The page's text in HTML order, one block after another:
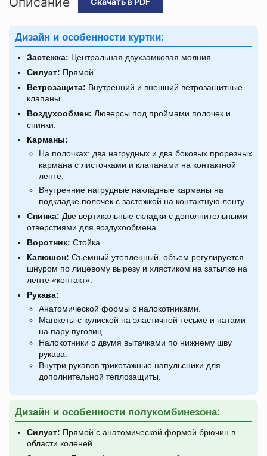
Дизайн и особенности куртки:
Застежка: Центральная двухзамковая молния.
Силуэт: Прямой.
Ветрозащита: Внутренний и внешний ветрозащитные
клапаны.
Воздухообмен: Люверсы под проймами полочек и
спинки.
Карманы:
На полочках: два нагрудных и два боковых прорезных
кармана с листочками и клапанами на контактной
ленте.
Внутренние нагрудные накладные карманы на
подкладке полочек с застежкой на контактную ленту.
Спинка: Две вертикальные складки с дополнительными
отверстиями для воздухообмена.
Воротник: Стойка.
Капюшон: Съемный утепленный, объем регулируется
шнуром по лицевому вырезу и хлястиком на затылке на
ленте «контакт».
Рукава:
Анатомической формы с налокотниками.
Манжеты с кулиской на эластичной тесьме и патами
на пару пуговиц.
Налокотники с двумя вытачками по нижнему шву
рукава.
Внутри рукавов трикотажные напульсники для
дополнительной теплозащиты.
Дизайн и особенности полукомбинезона:
Силуэт: Прямой с анатомической формой брючин в
области коленей.